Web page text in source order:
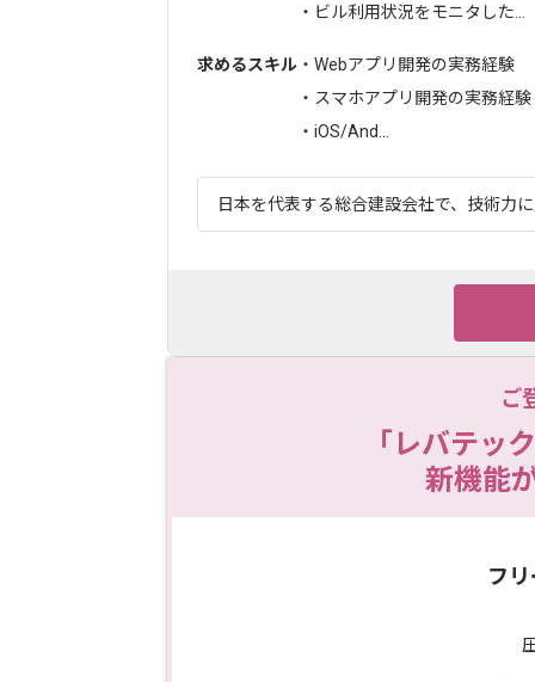
・ビル利用状況をモニタした...
求めるスキル ・Webアプリ開発の実務経験
・スマホアプリ開発の実務経験
・iOS/And...
日本を代表する総合建設会社で、技術力
ご
「レバテッ
新機能
フ